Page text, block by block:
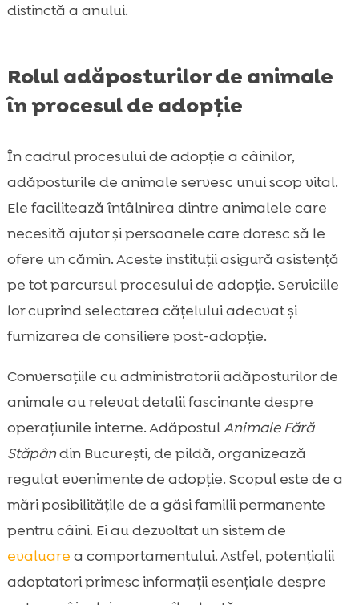
distinctă a anului.
Rolul adăposturilor de animale
în procesul de adopție
În cadrul procesului de adopție a câinilor,
adăposturile de animale servesc unui scop vital.
Ele facilitează întâlnirea dintre animalele care
necesită ajutor și persoanele care doresc să le
ofere un cămin. Aceste instituții asigură asistență
pe tot parcursul procesului de adopție. Serviciile
lor cuprind selectarea cățelului adecvat şi
furnizarea de consiliere post-adopție.
Conversațiile cu administratorii adăposturilor de
animale au relevat detalii fascinante despre
operațiunile interne. AdăpostulAnimale Fără
Stăpândin București, de pildă, organizează
regulat evenimente de adopție. Scopul este de a
mări posibilitățile de a găsi familii permanente
pentru câini. Ei au dezvoltat un sistem de
evaluare a comportamentului. Astfel, potențialii
adoptatori primesc informații esențiale despre